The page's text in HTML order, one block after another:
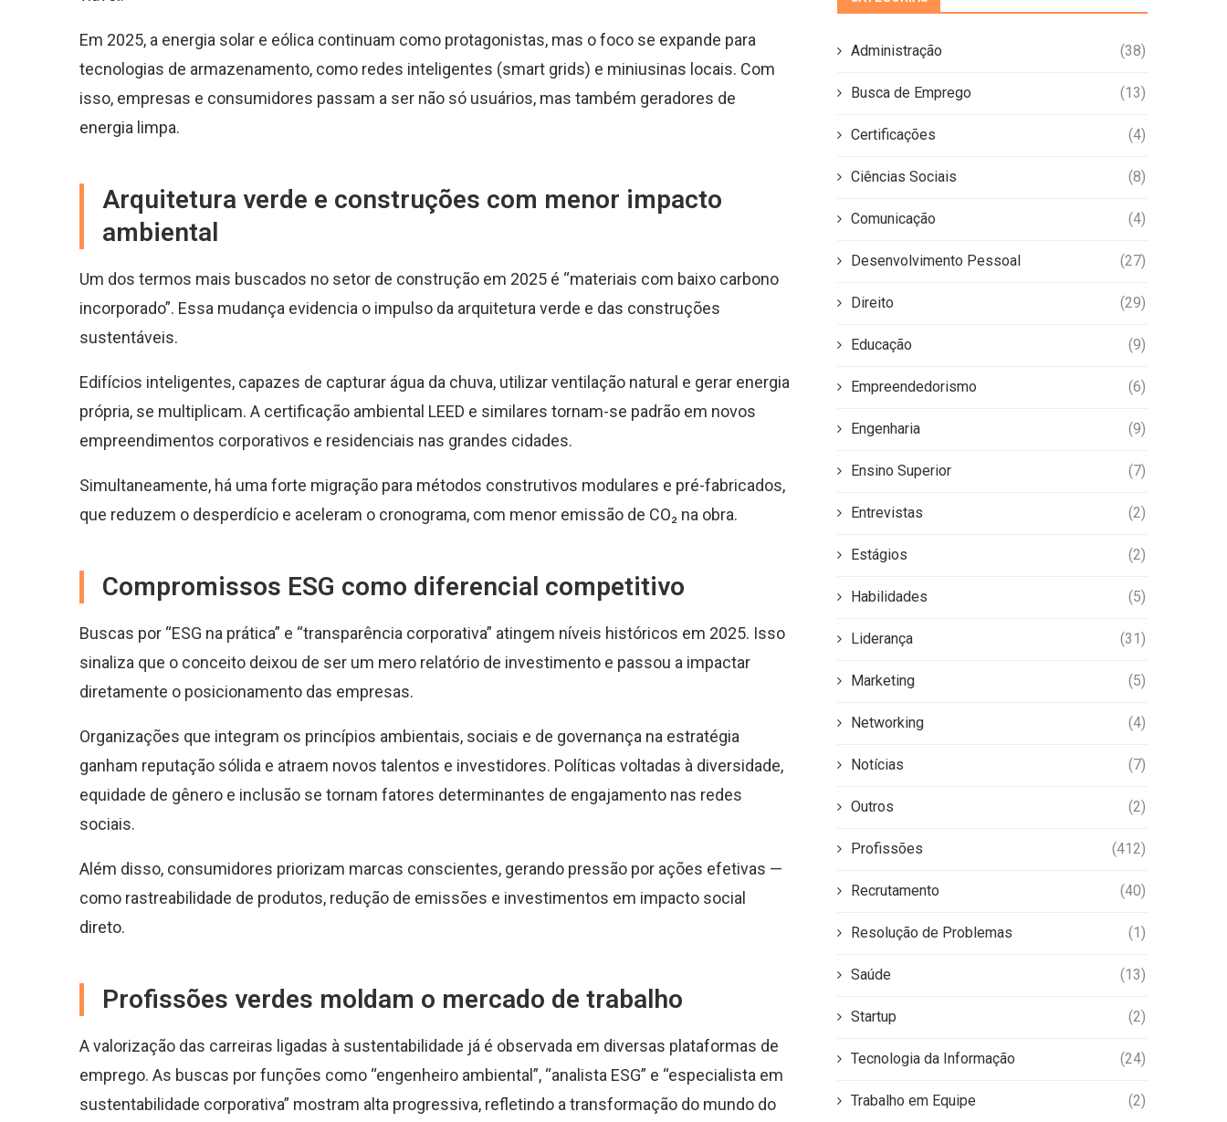
Em 2025, a energia solar e eólica continuam como protagonistas, mas o foco se expande para
tecnologias de armazenamento, como redes inteligentes (smart grids) e miniusinas locais. Com
isso, empresas e consumidores passam a ser não só usuários, mas também geradores de
energia limpa.
Arquitetura verde e construções com menor impacto
ambiental
Um dos termos mais buscados no setor de construção em 2025 é “materiais com baixo carbono
incorporado”. Essa mudança evidencia o impulso da arquitetura verde e das construções
sustentáveis.
Edifícios inteligentes, capazes de capturar água da chuva, utilizar ventilação natural e gerar energia
própria, se multiplicam. A certificação ambiental LEED e similares tornam-se padrão em novos
empreendimentos corporativos e residenciais nas grandes cidades.
Simultaneamente, há uma forte migração para métodos construtivos modulares e pré-fabricados,
que reduzem o desperdício e aceleram o cronograma, com menor emissão de CO₂ na obra.
Compromissos ESG como diferencial competitivo
Buscas por “ESG na prática” e “transparência corporativa” atingem níveis históricos em 2025. Isso
sinaliza que o conceito deixou de ser um mero relatório de investimento e passou a impactar
diretamente o posicionamento das empresas.
Organizações que integram os princípios ambientais, sociais e de governança na estratégia
ganham reputação sólida e atraem novos talentos e investidores. Políticas voltadas à diversidade,
equidade de gênero e inclusão se tornam fatores determinantes de engajamento nas redes
sociais.
Além disso, consumidores priorizam marcas conscientes, gerando pressão por ações efetivas —
como rastreabilidade de produtos, redução de emissões e investimentos em impacto social
direto.
Profissões verdes moldam o mercado de trabalho
A valorização das carreiras ligadas à sustentabilidade já é observada em diversas plataformas de
emprego. As buscas por funções como “engenheiro ambiental”, “analista ESG” e “especialista em
sustentabilidade corporativa” mostram alta progressiva, refletindo a transformação do mundo do
Administração (38)
Busca de Emprego (13)
Certificações (4)
Ciências Sociais (8)
Comunicação (4)
Desenvolvimento Pessoal (27)
Direito (29)
Educação (9)
Empreendedorismo (6)
Engenharia (9)
Ensino Superior (7)
Entrevistas (2)
Estágios (2)
Habilidades (5)
Liderança (31)
Marketing (5)
Networking (4)
Notícias (7)
Outros (2)
Profissões (412)
Recrutamento (40)
Resolução de Problemas (1)
Saúde (13)
Startup (2)
Tecnologia da Informação (24)
Trabalho em Equipe (2)